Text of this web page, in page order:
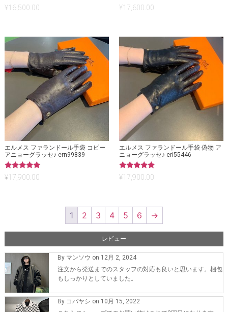
5段階中
5.00
¥16,500.00
5段階中
5.00
¥17,600.00
エルメス ファランドール手袋 コピー
アニョーグラッセ♪ ern99839
5段階中
5.00
¥17,900.00
エルメス ファランドール手袋 偽物 ア
ニョーグラッセ♪ eri55446
5段階中
5.00
¥17,900.00
1 2 3 4 5 6 →
レビュー
By マンソウ on 12月 2, 2024
注文から発送までのスタッフの対応も良いと思います。梱包
もしっかりとしていました。
By コバヤシ on 10月 15, 2022